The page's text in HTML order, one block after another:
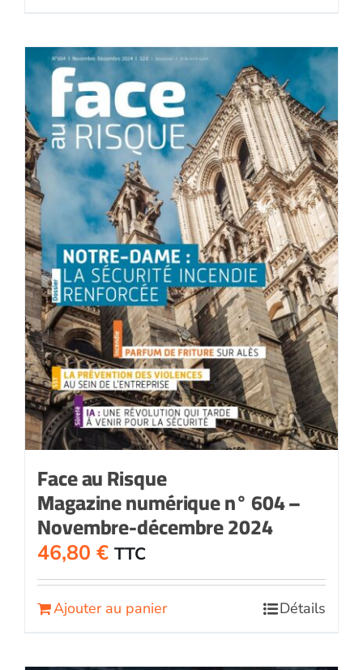
Face au Risque
Magazine numérique n° 604 –
Novembre-décembre 2024
46,80 € TTC
Ajouter au panier Détails